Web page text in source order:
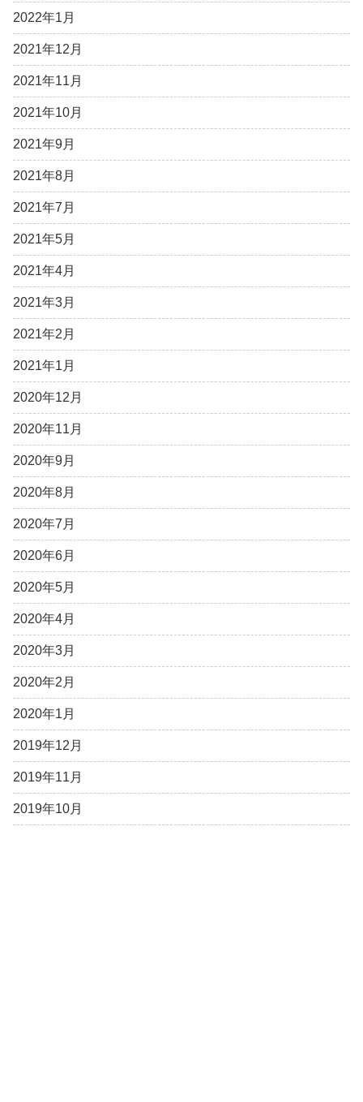
2022年1月
2021年12月
2021年11月
2021年10月
2021年9月
2021年8月
2021年7月
2021年5月
2021年4月
2021年3月
2021年2月
2021年1月
2020年12月
2020年11月
2020年9月
2020年8月
2020年7月
2020年6月
2020年5月
2020年4月
2020年3月
2020年2月
2020年1月
2019年12月
2019年11月
2019年10月